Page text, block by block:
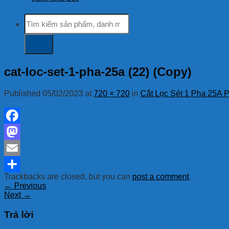
Tìm
kiếm:
cat-loc-set-1-pha-25a (22) (Copy)
Published 05/02/2023 at720 × 720 in Cắt Lọc Sét 1 Pha 25A
Facebook
Mastodon
Email
Share
Trackbacks are closed, but you can post a comment.
← Previous
Next →
Trả lời